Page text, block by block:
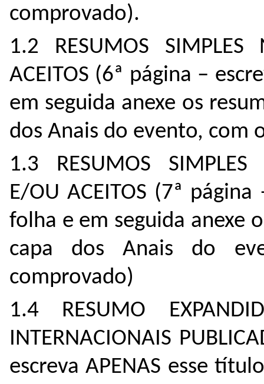
comprovado).
1.2 RESUMOS SIMPLES
ACEITOS (6ª página –
em seguida anexe os
dos Anais do evento, com
1.3 RESUMOS SIMPLES
E/OU ACEITOS (7ª
folha e em seguida anexe
capa dos Anais do
comprovado)
1.4 RESUMO
INTERNACIONAIS
escreva APENAS esse